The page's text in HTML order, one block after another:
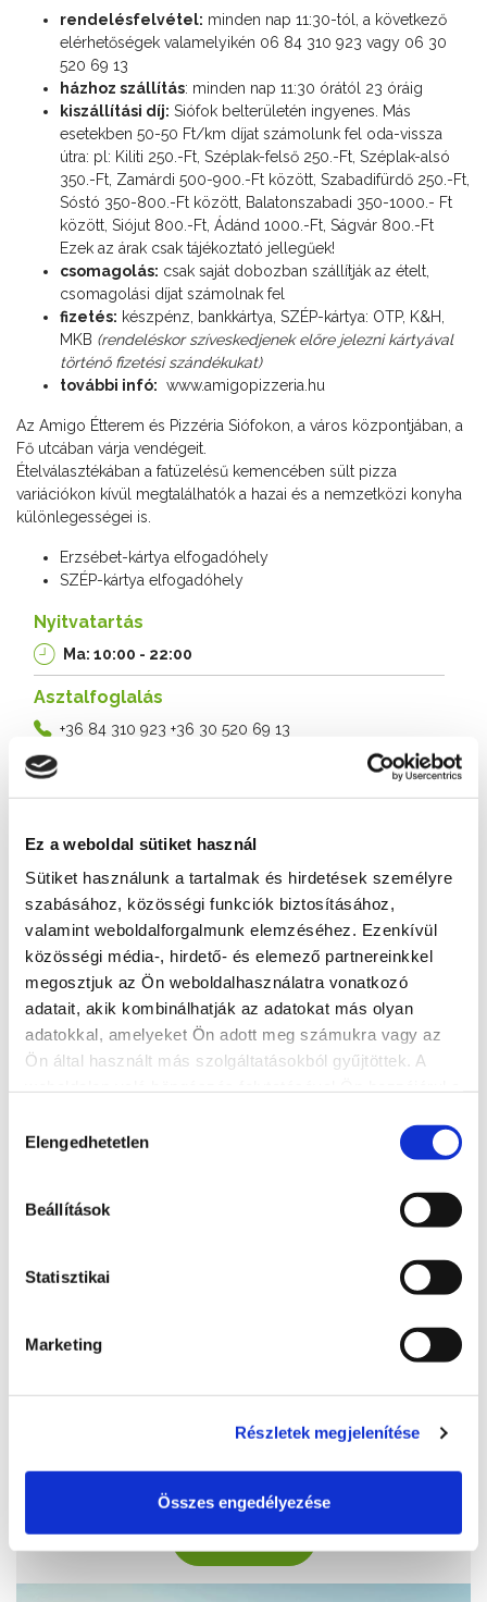
Ez a weboldal sütiket használ
Sütiket használunk a tartalmak és hirdetések személyre
szabásához, közösségi funkciók biztosításához,
valamint weboldalforgalmunk elemzéséhez. Ezenkívül
közösségi média-, hirdető- és elemező partnereinkkel
megosztjuk az Ön weboldalhasználatra vonatkozó
adatait, akik kombinálhatják az adatokat más olyan
adatokkal, amelyeket Ön adott meg számukra vagy az
Ön által használt más szolgáltatásokból gyűjtöttek. A
kiválasztása
Elengedhetetlen
Beállítások
Statisztikai
Marketing
Részletek megjelenítése
Összes engedélyezése
rendelésfelvétel: minden nap 11:30-tól, a következő
elérhetőségek valamelyikén 06 84 310 923 vagy 06 30
520 69 13
házhoz szállítás: minden nap 11:30 órától 23 óráig
kiszállítási díj: Siófok belterületén ingyenes. Más
esetekben 50-50 Ft/km díjat számolunk fel oda-vissza
útra: pl: Kiliti 250.-Ft, Széplak-felső 250.-Ft, Széplak-alsó
350.-Ft, Zamárdi 500-900.-Ft között, Szabadifürdő 250.-Ft,
Sóstó 350-800.-Ft között, Balatonszabadi 350-1000.- Ft
között, Siójut 800.-Ft, Ádánd 1000.-Ft, Ságvár 800.-Ft
Ezek az árak csak tájékoztató jellegűek!
csomagolás: csak saját dobozban szállítják az ételt,
csomagolási díjat számolnak fel
fizetés: készpénz, bankkártya, SZÉP-kártya: OTP, K&H,
MKB (rendeléskor szíveskedjenek előre jelezni kártyával
történő fizetési szándékukat)
további infó: www.amigopizzeria.hu
Az Amigo Étterem és Pizzéria Siófokon, a város központjában, a
Fő utcában várja vendégeit.
Ételválasztékában a fatüzelésű kemencében sült pizza
variációkon kívül megtalálhatók a hazai és a nemzetközi konyha
különlegességei is.
Erzsébet-kártya elfogadóhely
SZÉP-kártya elfogadóhely
Nyitvatartás
Ma: 10:00 - 22:00
Asztalfoglalás
+36 84 310 923 +36 30 520 69 13
Cím
8600 Siófok, Fő utca 99.
Weboldal
http://www.amigopizzeria.hu/Home
További éttermek
http://www.bellaitaliasiofok.hu
BŐVEBBEN